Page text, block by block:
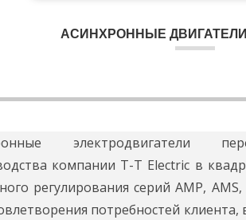
АСИНХРОННЫЕ
электродвигатели
компании T-T Electric в
регулирования серий AMP,
потребностей клиента,
электродвигателя,
запасных частей и расходных
профессиональных
компании, в сочетании с